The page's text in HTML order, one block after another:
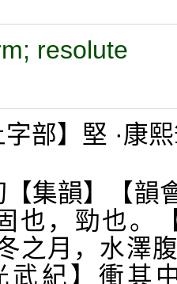
resolute
字部】堅 ·康
【集韻】【韻
也，勁也。
冬之月，水
武紀】衝